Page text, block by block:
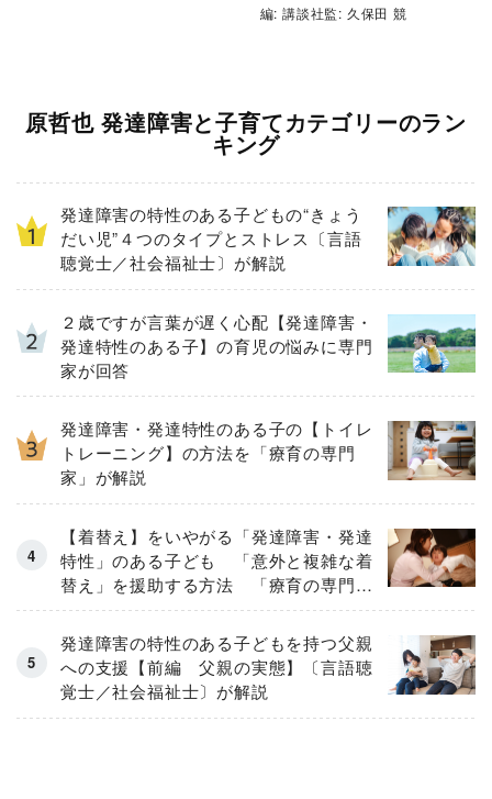
編: 講談社監: 久保田 競
原哲也 発達障害と子育てカテゴリーのラン
キング
発達障害の特性のある子どもの“きょう
だい児”４つのタイプとストレス〔言語
聴覚士／社会福祉士〕が解説
２歳ですが言葉が遅く心配【発達障害・
発達特性のある子】の育児の悩みに専門
家が回答
発達障害・発達特性のある子の【トイレ
トレーニング】の方法を「療育の専門
家」が解説
【着替え】をいやがる「発達障害・発達
特性」のある子ども 「意外と複雑な着
替え」を援助する方法 「療育の専門
家」が解説
発達障害の特性のある子どもを持つ父親
への支援【前編 父親の実態】〔言語聴
覚士／社会福祉士〕が解説